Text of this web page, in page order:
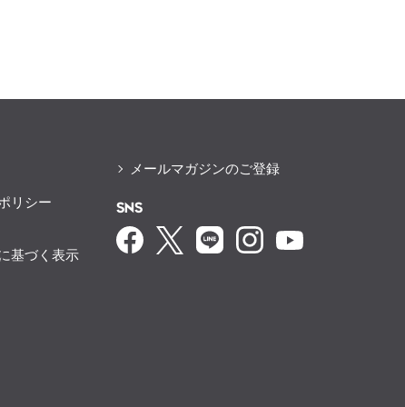
リシー
基づく表示
メールマガジンのご登録
SNS